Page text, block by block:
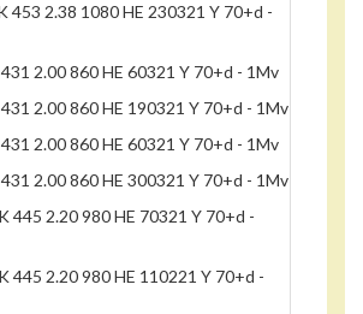
453 2.38 1080 HE 230321 Y 70+d -
2.00 860 HE 60321 Y 70+d - 1Mv
2.00 860 HE 190321 Y 70+d - 1Mv
2.00 860 HE 60321 Y 70+d - 1Mv
2.00 860 HE 300321 Y 70+d - 1Mv
445 2.20 980 HE 70321 Y 70+d -
445 2.20 980 HE 110221 Y 70+d -